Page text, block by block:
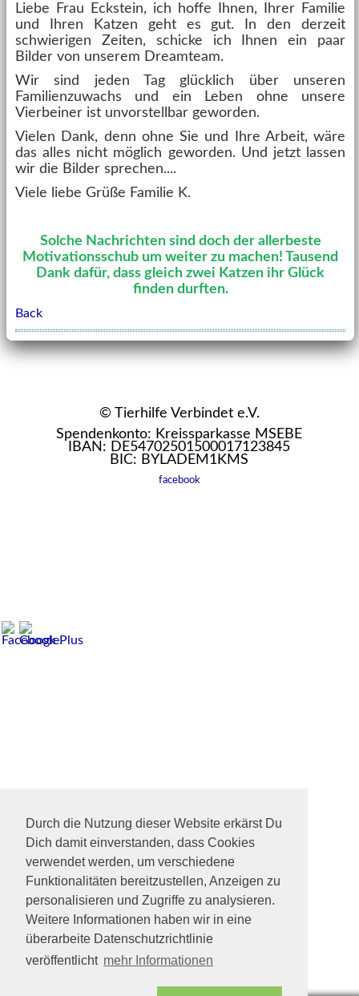
Durch die Nutzung dieser Website erkärst Du
Dich damit einverstanden, dass Cookies
verwendet werden, um verschiedene
Funktionalitäten bereitzustellen, Anzeigen zu
personalisieren und Zugriffe zu analysieren.
Weitere Informationen haben wir in eine
überarbeite Datenschutzrichtlinie
veröffentlicht mehr Informationen
Liebe Frau Eckstein, ich hoffe Ihnen, Ihrer Familie
und Ihren Katzen geht es gut. In den derzeit
schwierigen Zeiten, schicke ich Ihnen ein paar
Bilder von unserem Dreamteam.
Wir sind jeden Tag glücklich über unseren
Familienzuwachs und ein Leben ohne unsere
Vierbeiner ist unvorstellbar geworden.
Vielen Dank, denn ohne Sie und Ihre Arbeit, wäre
das alles nicht möglich geworden. Und jetzt lassen
wir die Bilder sprechen....
Viele liebe Grüße Familie K.
Solche Nachrichten sind doch der allerbeste
Motivationsschub um weiter zu machen! Tausend
Dank dafür, dass gleich zwei Katzen ihr Glück
finden durften.
Back
© Tierhilfe Verbindet e.V.
Spendenkonto: Kreissparkasse MSEBE
IBAN: DE54702501500017123845
BIC: BYLADEM1KMS
facebook